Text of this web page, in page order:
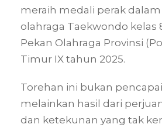
meraih medali perak
olahraga Taekwondo kelas
Pekan Olahraga Provinsi
Timur IX tahun 2025.
Torehan ini bukan
melainkan hasil dari
dan ketekunan yang tak